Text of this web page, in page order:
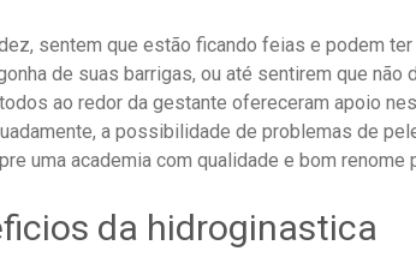
sentem que estão ficando feias e podem
de suas barrigas, ou até sentirem que não
ao redor da gestante ofereceram apoio
a possibilidade de problemas de
uma academia com qualidade e bom renome
da hidroginastica